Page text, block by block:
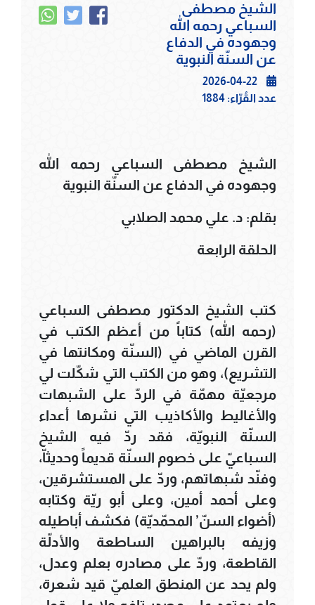
الشيخ مصطفى
السباعي رحمه الله
وجهوده في الدفاع
عن السنّة النبوية
2026-04-22
عدد القُرّاء: 1884
الشيخ مصطفى السباعي رحمه الله
وجهوده في الدفاع عن السنّة النبوية
بقلم: د. علي محمد الصلابي
الحلقة الرابعة
كتب الشيخ الدكتور مصطفى السباعي
(رحمه الله) كتاباً من أعظم الكتب في
القرن الماضي في (السنّة ومكانتها في
التشريع)، وهو من الكتب التي شكّلت لي
مرجعيّة مهمّة في الردّ على الشبهات
والأغاليط والأكاذيب التي نشرها أعداء
السنّة النبويّة، فقد ردّ فيه الشيخ
السباعيّ على خصوم السنّة قديماً وحديثاّ،
وفنّد شبهاتهم، وردّ على المستشرقين،
وعلى أحمد أمين، وعلى أبو ريّة وكتابه
(أضواء السنّ’ المحمّديّة) فكشف أباطيله
وزيفه بالبراهين الساطعة والأدلّة
القاطعة، وردّ على مصادره بعلم وعدل،
ولم يحد عن المنطق العلميّ قيد شعرة،